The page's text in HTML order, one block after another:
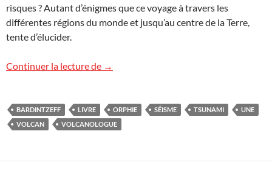
risques ? Autant d’énigmes que ce voyage à travers les
différentes régions du monde et jusqu’au centre de la Terre,
tente d’élucider.
Continuer la lecture de Tout savoir sur les volcans du monde,
→
BARDINTZEFF LIVRE ORPHIE SÉISME TSUNAMI
UNE
VOLCAN
VOLCANOLOGUE